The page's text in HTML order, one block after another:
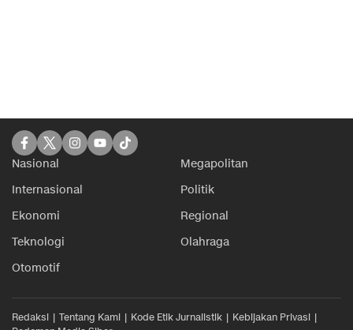
Nasional
Megapolitan
Internasional
Politik
Ekonomi
Regional
Teknologi
Olahraga
Otomotif
Redaksi Tentang Kami Kode Etik Jurnalistik
Kebijakan Privasi